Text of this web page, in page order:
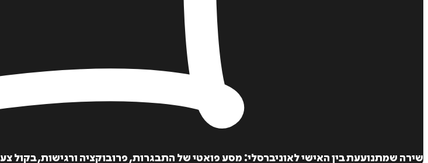
שירה שמתנועעת בין האישי לאוניברסלי: מסע פואטי של התבגרות, פרובוקציה ורגישות, בקול